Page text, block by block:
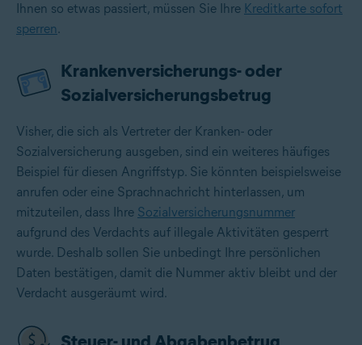
Ihnen so etwas passiert, müssen Sie Ihre Kreditkarte sofort
sperren.
Krankenversicherungs- oder
Sozialversicherungsbetrug
Visher, die sich als Vertreter der Kranken- oder
Sozialversicherung ausgeben, sind ein weiteres häufiges
Beispiel für diesen Angriffstyp. Sie könnten beispielsweise
anrufen oder eine Sprachnachricht hinterlassen, um
mitzuteilen, dass Ihre Sozialversicherungsnummer
aufgrund des Verdachts auf illegale Aktivitäten gesperrt
wurde. Deshalb sollen Sie unbedingt Ihre persönlichen
Daten bestätigen, damit die Nummer aktiv bleibt und der
Verdacht ausgeräumt wird.